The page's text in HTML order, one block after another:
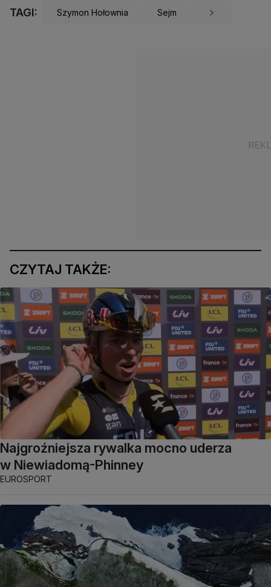
TAGI: Szymon Hołownia Sejm
CZYTAJ TAKŻE:
Najgroźniejsza rywalka mocno uderza
w Niewiadomą-Phinney
EUROSPORT